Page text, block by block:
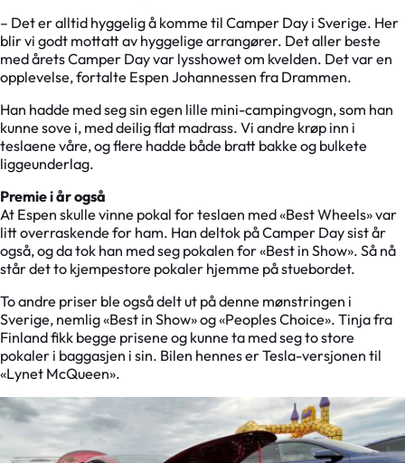
– Det er alltid hyggelig å komme til Camper Day i Sverige. Her
blir vi godt mottatt av hyggelige arrangører. Det aller beste
med årets Camper Day var lysshowet om kvelden. Det var en
opplevelse, fortalte Espen Johannessen fra Drammen.
Han hadde med seg sin egen lille mini-campingvogn, som han
kunne sove i, med deilig flat madrass. Vi andre krøp inn i
teslaene våre, og flere hadde både bratt bakke og bulkete
liggeunderlag.
Premie i år også
At Espen skulle vinne pokal for teslaen med «Best Wheels» var
litt overraskende for ham. Han deltok på Camper Day sist år
også, og da tok han med seg pokalen for «Best in Show». Så nå
står det to kjempestore pokaler hjemme på stuebordet.
To andre priser ble også delt ut på denne mønstringen i
Sverige, nemlig «Best in Show» og «Peoples Choice». Tinja fra
Finland fikk begge prisene og kunne ta med seg to store
pokaler i baggasjen i sin. Bilen hennes er Tesla-versjonen til
«Lynet McQueen».